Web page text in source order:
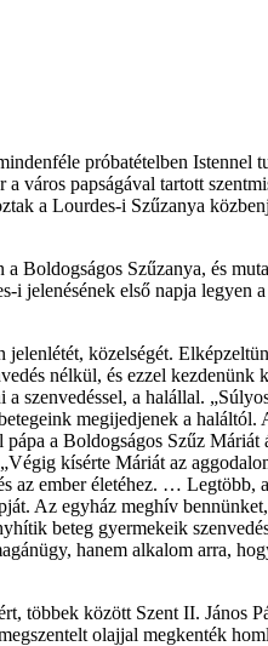
próbatételben
város papságával tartott
a Lourdes-i Szűzanya
Boldogságos Szűzanya, és
jelenésének első napja
közelségét.
nélkül, és ezzel
a halállal.
megijedjenek a
a Boldogságos Szűz
kísérte Máriát az
az ember életéhez. …
Az egyház meghív
beteg gyermekeik
hanem alkalom arra,
többek között Szent II. János
olajjal megkenték